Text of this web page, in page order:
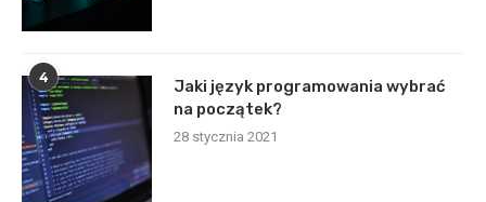
4
Jaki język programowania wybrać
na początek?
28 stycznia 2021